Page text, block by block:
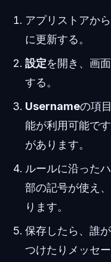
アプリストアか
に更新する。
設定を開き、画
する。
Usernameの項
能が利用可能で
があります。
ルールに沿った
部の記号が使え
ります。
保存したら、誰
つけたりメッセ